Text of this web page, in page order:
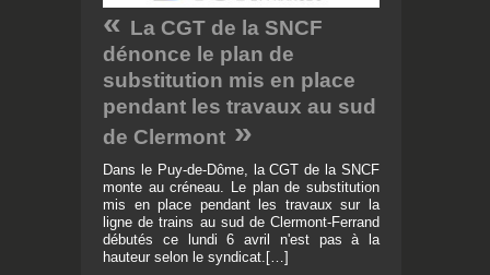
La CGT de la SNCF
dénonce le plan de
substitution mis en place
pendant les travaux au sud
de Clermont
Dans le Puy-de-Dôme, la CGT de la SNCF
monte au créneau. Le plan de substitution
mis en place pendant les travaux sur la
ligne de trains au sud de Clermont-Ferrand
débutés ce lundi 6 avril n'est pas à la
hauteur selon le syndicat.[…]